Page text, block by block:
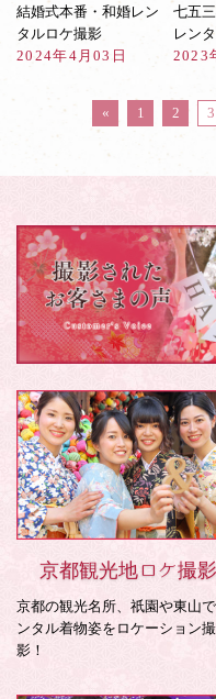
結婚式本番・和婚レン
タルロケ撮影
2024年4月03日
七五
レン
2023
« 1 2 3
京都観光地ロケ撮影
京都の観光名所、祇園や東山
ンタル着物姿をロケーション撮
影！